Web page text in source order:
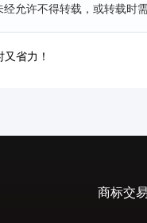
允许不得转载，或转载时需
省力！
商标交易